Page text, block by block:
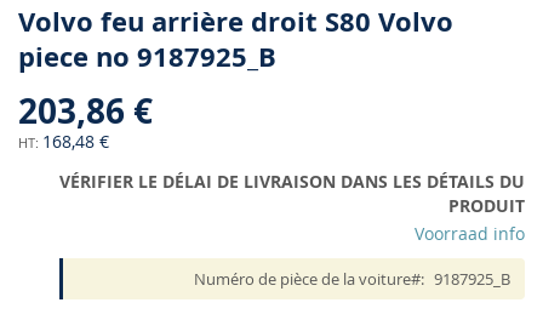
Skip
to
the
of
the
gallery
Volvo feu arrière droit S80 Volvo
piece no 9187925_B
203,86 €
168,48 €
VÉRIFIER LE DÉLAI DE LIVRAISON DANS LES DÉTAILS DU
PRODUIT
Voorraad info
Numéro de pièce de la voiture 9187925_B